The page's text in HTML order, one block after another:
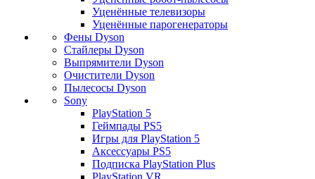
Уценённые телевизоры
Уценённые парогенераторы
Фены Dyson
Стайлеры Dyson
Выпрямители Dyson
Очистители Dyson
Пылесосы Dyson
Sony
PlayStation 5
Геймпады PS5
Игры для PlayStation 5
Аксессуары PS5
Подписка PlayStation Plus